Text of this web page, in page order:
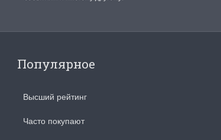
Популярное
Высший рейтинг
Часто покупают